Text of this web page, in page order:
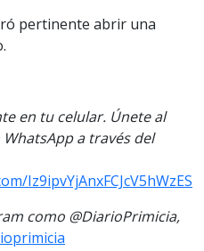
pertinente abrir una
en tu celular. Únete al
a través del
Iz9ipvYjAnxFCJcV5hWzES
como @DiarioPrimicia,